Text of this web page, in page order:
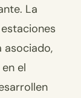
La
asociado,
el